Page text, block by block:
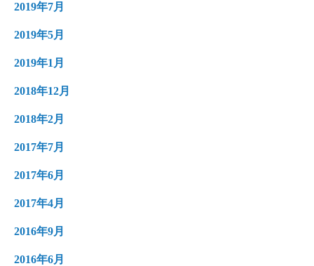
2019年7月
2019年5月
2019年1月
2018年12月
2018年2月
2017年7月
2017年6月
2017年4月
2016年9月
2016年6月